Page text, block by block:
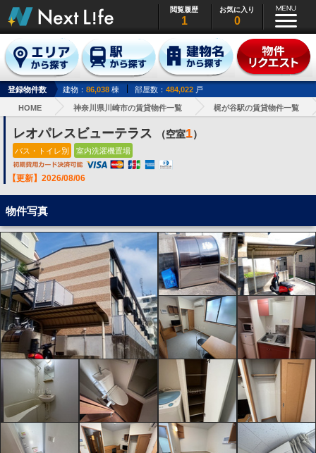
閲覧履歴
1
お気に入り
0
登録物件数 建物： 86,038 棟 部屋数： 484,022 戸
HOME 神奈川県川崎市の賃貸物件一覧 梶が谷駅の賃貸物件一覧
レオパレスビューテラス （空室1）
バス・トイレ別 室内洗濯機置場
【更新】2026/08/06
物件写真